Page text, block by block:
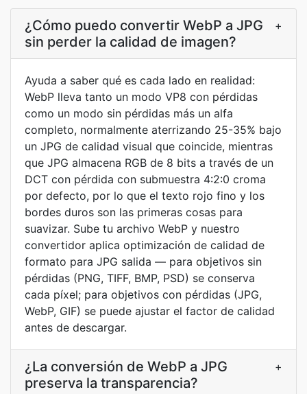
¿Cómo puedo convertir WebP a JPG
sin perder la calidad de imagen?
+
Ayuda a saber qué es cada lado en realidad:
WebP lleva tanto un modo VP8 con pérdidas
como un modo sin pérdidas más un alfa
completo, normalmente aterrizando 25-35% bajo
un JPG de calidad visual que coincide, mientras
que JPG almacena RGB de 8 bits a través de un
DCT con pérdida con submuestra 4:2:0 croma
por defecto, por lo que el texto rojo fino y los
bordes duros son las primeras cosas para
suavizar. Sube tu archivo WebP y nuestro
convertidor aplica optimización de calidad de
formato para JPG salida — para objetivos sin
pérdidas (PNG, TIFF, BMP, PSD) se conserva
cada píxel; para objetivos con pérdidas (JPG,
WebP, GIF) se puede ajustar el factor de calidad
antes de descargar.
¿La conversión de WebP a JPG
preserva la transparencia?
+